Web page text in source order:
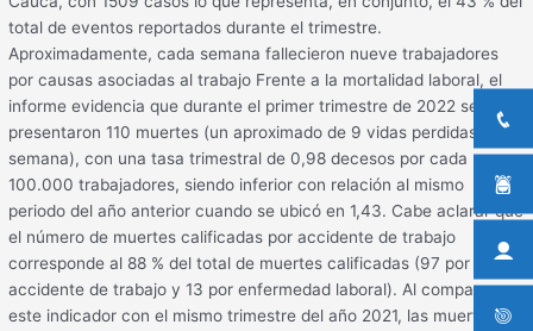
total de eventos reportados durante el trimestre.
Aproximadamente, cada semana fallecieron nueve trabajadores
por causas asociadas al trabajo Frente a la mortalidad laboral, el
informe evidencia que durante el primer trimestre de 2022 se
presentaron 110 muertes (un aproximado de 9 vidas perdidas por
semana), con una tasa trimestral de 0,98 decesos por cada
100.000 trabajadores, siendo inferior con relación al mismo
periodo del año anterior cuando se ubicó en 1,43. Cabe aclarar que
el número de muertes calificadas por accidente de trabajo
corresponde al 88 % del total de muertes calificadas (97 por
accidente de trabajo y 13 por enfermedad laboral). Al comparar
este indicador con el mismo trimestre del año 2021, las muertes